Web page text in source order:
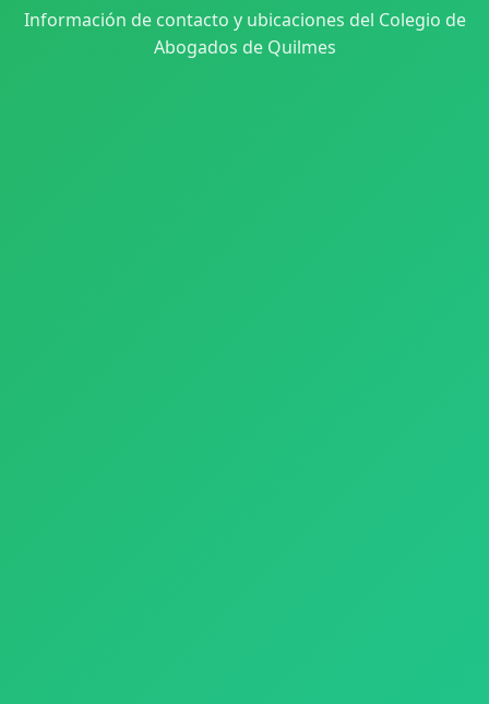
Información de contacto y ubicaciones del Colegio de
Abogados de Quilmes